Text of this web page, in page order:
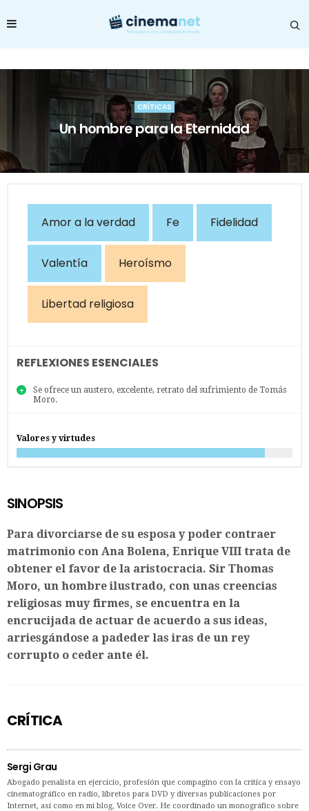
CRÍTICAS
Un hombre para la Eternidad
Amor a la verdad Fe Fidelidad
Valentía Heroísmo
Libertad religiosa
REFLEXIONES ESENCIALES
Se ofrece un austero, excelente, retrato del sufrimiento de Tomás
Moro.
Valores y virtudes
SINOPSIS
Para divorciarse de su esposa y poder contraer
matrimonio con Ana Bolena, Enrique VIII trata de
obtener el favor de la aristocracia. Sir Thomas
Moro, un hombre ilustrado, con unas creencias
religiosas muy firmes, se encuentra en la
encrucijada de actuar de acuerdo a sus ideas,
arriesgándose a padeder las iras de un rey
corrupto o ceder ante él.
CRÍTICA
Sergi Grau
Abogado penalista en ejercicio, profesión que compagino con la crítica y ensayo
cinematográfico en radio, libretos para DVD y diversas publicaciones por
Internet, así como en mi blog, Voice Over. He coordinado un monográfico sobre